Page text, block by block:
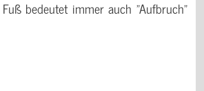
bedeutet immer auch "Aufbruch"